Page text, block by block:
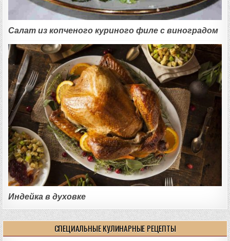
Салат из копченого куриного филе с виноградом
Индейка в духовке
СПЕЦИАЛЬНЫЕ КУЛИНАРНЫЕ РЕЦЕПТЫ